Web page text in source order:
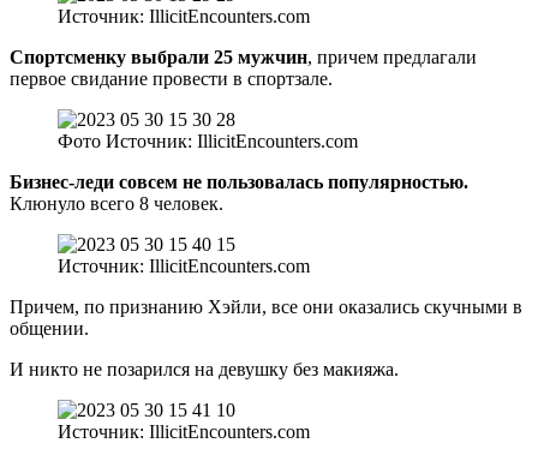
Источник: IllicitEncounters.com
Спортсменку выбрали 25 мужчин, причем предлагали
первое свидание провести в спортзале.
Фото Источник: IllicitEncounters.com
Бизнес-леди совсем не пользовалась популярностью.
Клюнуло всего 8 человек.
Источник: IllicitEncounters.com
Причем, по признанию Хэйли, все они оказались скучными в
общении.
И никто не позарился на девушку без макияжа.
Источник: IllicitEncounters.com